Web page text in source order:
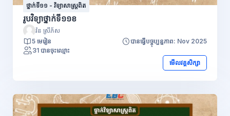
ថ្នាក់ទី១១ - វិទ្យាសាស្រ្តពិត
រូបវិទ្យាថ្នាក់ទី១១ខ
វ៉ន ស្រីភ័ស
5 មេរៀន
បានធ្វើបច្ចុប្បន្នភាព: Nov 2025
31 បានចុះឈ្មោះ
មើលវគ្គសិក្សា